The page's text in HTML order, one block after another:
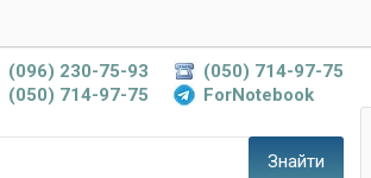
Знайти
(096) 230-75-93
(050) 714-97-75
(050) 714-97-75
ForNotebook